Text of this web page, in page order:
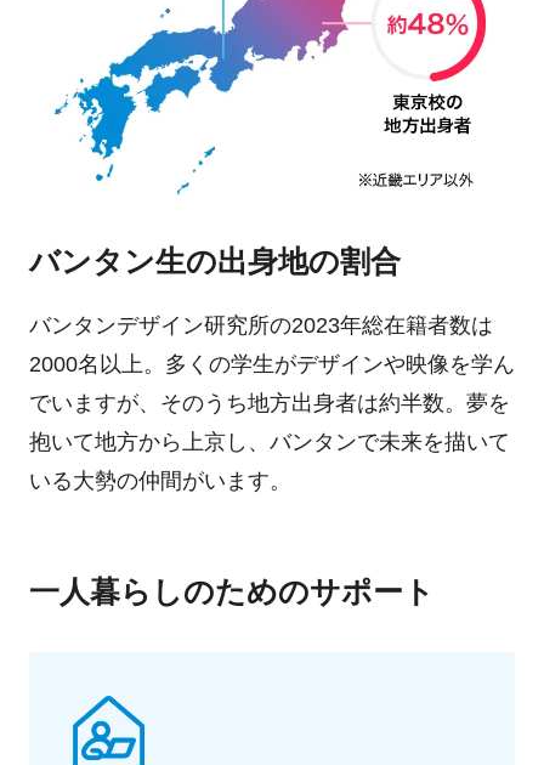
バンタン生の出身地の割合
バンタンデザイン研究所の2023年総在籍者数は
2000名以上。多くの学生がデザインや映像を学ん
でいますが、そのうち地方出身者は約半数。夢を
抱いて地方から上京し、バンタンで未来を描いて
いる大勢の仲間がいます。
一人暮らしのためのサポート